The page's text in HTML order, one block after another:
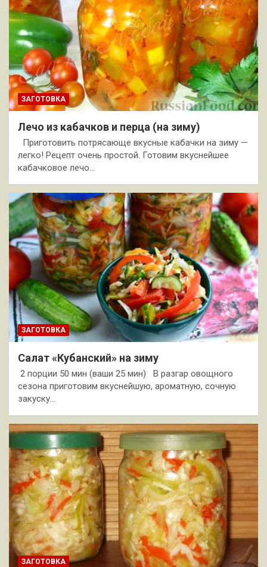
ЗАГОТОВКА
Лечо из кабачков и перца (на зиму)
Приготовить потрясающе вкусные кабачки на зиму —
легко! Рецепт очень простой. Готовим вкуснейшее
кабачковое лечо…
ЗАГОТОВКА
Салат «Кубанский» на зиму
2 порции 50 мин (ваши 25 мин) В разгар овощного
сезона приготовим вкуснейшую, ароматную, сочную
закуску…
ЗАГОТОВКА